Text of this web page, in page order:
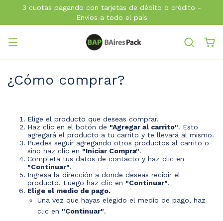
3 cuotas pagando con tarjetas de débito o crédito -
Envíos a todo el país
¿Cómo comprar?
Elige el producto que deseas comprar.
Haz clic en el botón de "Agregar al carrito". Esto
agregará el producto a tu carrito y te llevará al mismo.
Puedes seguir agregando otros productos al carrito o
sino haz clic en "Iniciar Compra".
Completa tus datos de contacto y haz clic en
"Continuar".
Ingresa la dirección a donde deseas recibir el
producto. Luego haz clic en "Continuar".
Elige el medio de pago.
Una vez que hayas elegido el medio de pago, haz
clic en "Continuar".